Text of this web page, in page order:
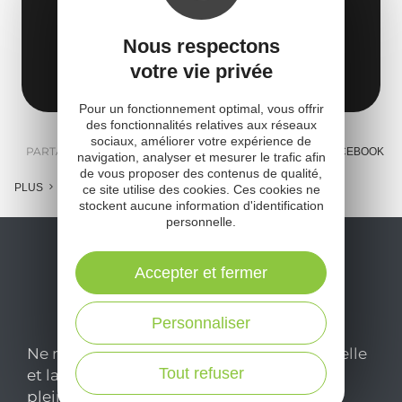
CAZELLE,
Allée des Chênes
12170 Réquista
Obtenir l'itinéraire
PARTAGER : E-MAIL MESSENGER FACEBOOK
PLUS
Ne manquez pas notre newsletter mensuelle
et laissez-vous inspirer pour profiter
pleinement de votre séjour en Aveyron.
Nous respectons
votre vie privée
Pour un fonctionnement optimal, vous offrir
des fonctionnalités relatives aux réseaux
sociaux, améliorer votre expérience de
navigation, analyser et mesurer le trafic afin
de vous proposer des contenus de qualité,
ce site utilise des cookies. Ces cookies ne
stockent aucune information d'identification
personnelle.
Tout refuser
Personnaliser
Accepter et fermer